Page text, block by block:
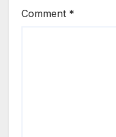
Comment *